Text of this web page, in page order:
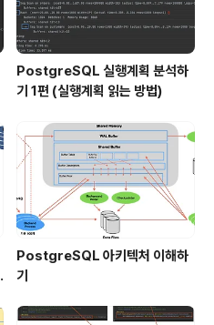
PostgreSQL 실행계획 분석하
기 1편 (실행계획 읽는 방법)
PostgreSQL 아키텍처 이해하
기